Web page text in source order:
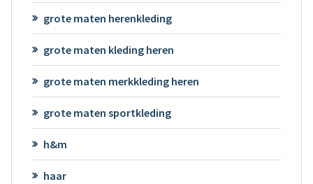
grote maten herenkleding
grote maten kleding heren
grote maten merkkleding heren
grote maten sportkleding
h&m
haar